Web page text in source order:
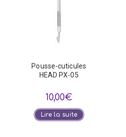
Pousse-cuticules
HEAD PX-05
10,00€
Lire la suite